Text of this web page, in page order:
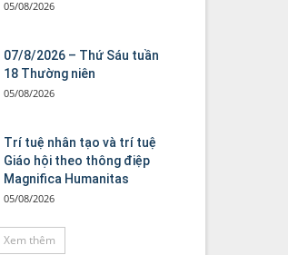
05/08/2026
07/8/2026 – Thứ Sáu tuần
18 Thường niên
05/08/2026
Trí tuệ nhân tạo và trí tuệ
Giáo hội theo thông điệp
Magnifica Humanitas
05/08/2026
Xem thêm